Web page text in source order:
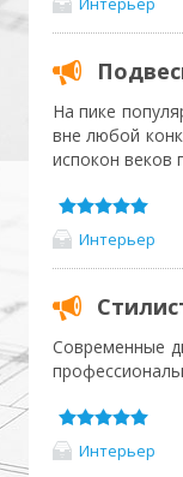
На пике
вне любой
испокон веков
Интерьер
Современные
Интерьер